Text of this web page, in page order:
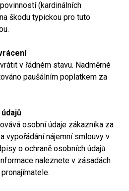
(kardinálních
škodu typickou pro tuto
v řádném stavu. Nadměrné
paušálním poplatkem za
osobní údaje zákazníka za
vypořádání nájemní smlouvy v
o ochraně osobních údajů
naleznete v zásadách